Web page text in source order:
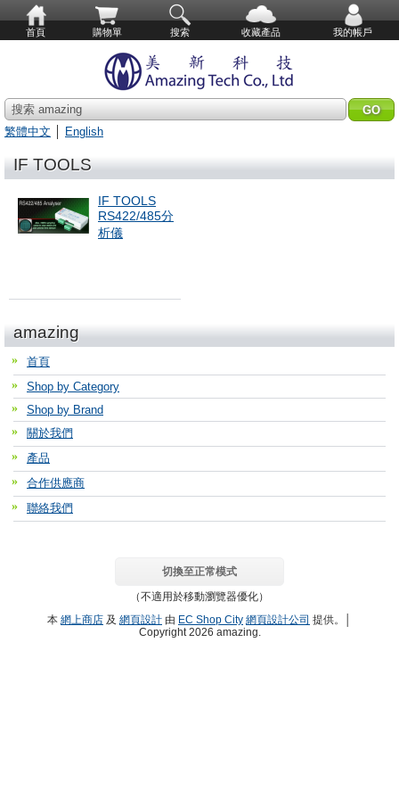
首頁 購物單 搜索 收藏產品 我的帳戶
搜索 amazing
繁體中文
English
IF TOOLS
IF TOOLS
RS422/485分
析儀
amazing
首頁
Shop by Category
Shop by Brand
關於我們
產品
合作供應商
聯絡我們
切換至正常模式
（不適用於移動瀏覽器優化）
本 網上商店 及 網頁設計 由 EC Shop City 網頁設計公司 提供。│
Copyright 2026 amazing.